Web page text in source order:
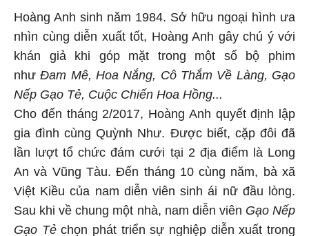
Hoàng Anh sinh năm 1984. Sở hữu ngoại hình ưa
nhìn cùng diễn xuất tốt, Hoàng Anh gây chú ý với
khán giả khi góp mặt trong một số bộ phim
nhưĐam Mê, Hoa Nắng, Cô Thắm Về Làng, Gạo
Nếp Gạo Tẻ, Cuộc Chiến Hoa Hồng...
Cho đến tháng 2/2017, Hoàng Anh quyết định lập
gia đình cùng Quỳnh Như. Được biết, cặp đôi đã
lần lượt tổ chức đám cưới tại 2 địa điểm là Long
An và Vũng Tàu. Đến tháng 10 cùng năm, bà xã
Việt Kiều của nam diễn viên sinh ái nữ đầu lòng.
Sau khi về chung một nhà, nam diễn viên Gạo Nếp
Gạo Tẻchọn phát triển sự nghiệp diễn xuất trong